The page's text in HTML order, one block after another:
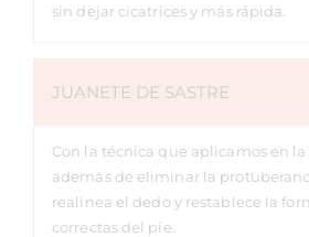
sin dejar cicatrices y más rápida.
JUANETE DE SASTRE
Con la técnica que aplicamos en la
además de eliminar la
realinea el dedo y restablece la
correctas del pie.